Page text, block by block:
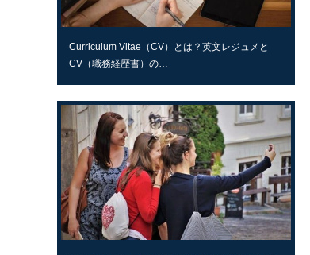
Curriculum Vitae（CV）とは？英文レジュメと
CV（職務経歴書）の…